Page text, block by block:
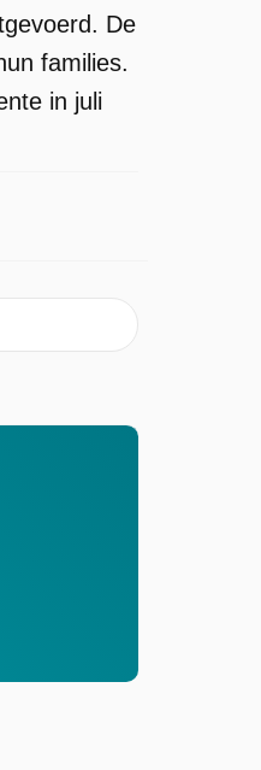
De
families.
in juli